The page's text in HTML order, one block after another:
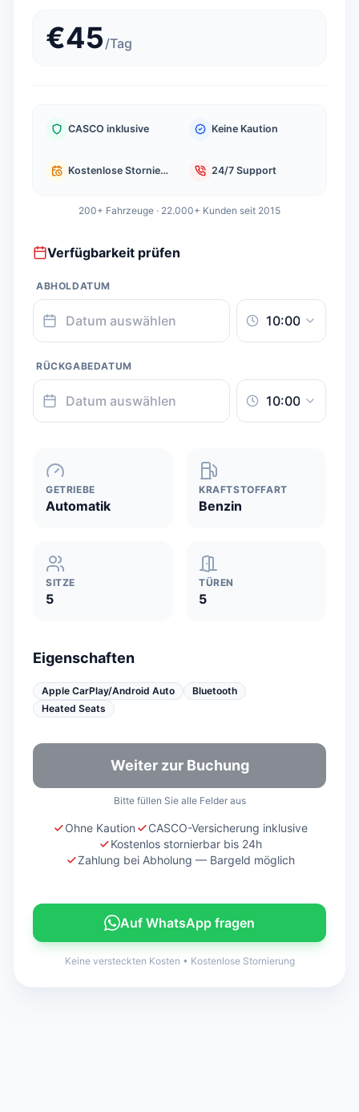
€45 /Tag
CASCO inklusive Keine Kaution
Kostenlose Stornierung 24/7 Support
200+ Fahrzeuge · 22.000+ Kunden seit 2015
Verfügbarkeit prüfen
ABHOLDATUM
RÜCKGABEDATUM
GETRIEBE
Automatik
KRAFTSTOFFART
Benzin
SITZE
5
TÜREN
5
Eigenschaften
Apple CarPlay/Android Auto
Bluetooth
Heated Seats
Weiter zur Buchung
Bitte füllen Sie alle Felder aus
Ohne Kaution
CASCO-Versicherung inklusive
Kostenlos stornierbar bis 24h
Zahlung bei Abholung — Bargeld möglich
Auf WhatsApp fragen
Keine versteckten Kosten • Kostenlose Stornierung